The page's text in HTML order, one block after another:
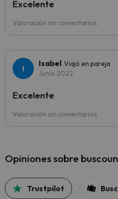
Valoración sin comentarios
Excelente
Isabel Viajó en pareja
Junio 2022
Valoración sin comentarios
Excelente
Opiniones sobre
Trustpilot